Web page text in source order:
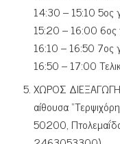
14:30 – 15:10 5ος
15:20 – 16:00 6ος
16:10 – 16:50 7ος
16:50 – 17:00
ΧΩΡΟΣ
αίθουσα
50200,